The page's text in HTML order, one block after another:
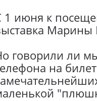
1 июня к
Марины
говорили ли
на